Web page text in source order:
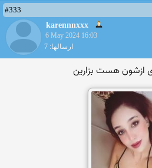
#333
karennnxxx
6 May 2024 16:03
ارسالها: 7
ازشون هست بزارین